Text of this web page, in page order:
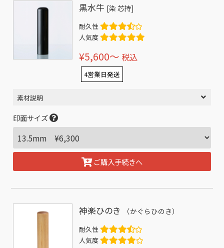
黒水牛 [染 芯持]
耐久性
人気度
¥5,600〜 税込
4営業日発送
素材説明
印面サイズ
ご購入手続きへ
神楽ひのき （かぐらひのき）
耐久性
人気度